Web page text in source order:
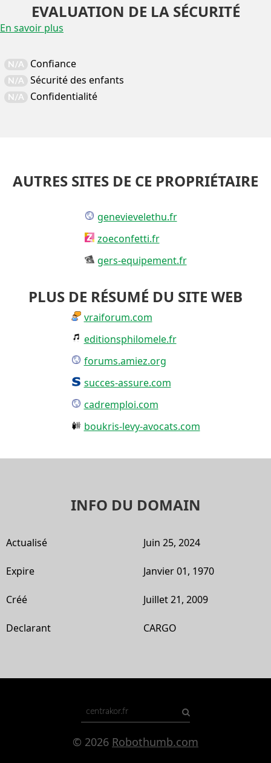
EVALUATION DE LA SÉCURITÉ
En savoir plus
N/A Confiance
N/A Sécurité des enfants
N/A Confidentialité
AUTRES SITES DE CE PROPRIÉTAIRE
genevievelethu.fr
zoeconfetti.fr
gers-equipement.fr
PLUS DE RÉSUMÉ DU SITE WEB
vraiforum.com
editionsphilomele.fr
forums.amiez.org
succes-assure.com
cadremploi.com
boukris-levy-avocats.com
INFO DU DOMAIN
Actualisé Juin 25, 2024
Expire Janvier 01, 1970
Créé Juillet 21, 2009
Declarant CARGO
© 2026 Robothumb.com